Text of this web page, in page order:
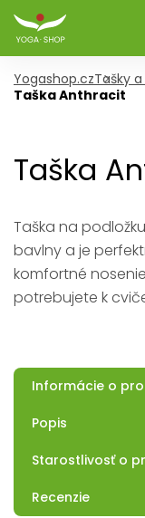
Yogashop.czTašky
Taška Anthracit
Taška
Taška na
bavlny a je
komfortné
potrebujete k
Informácie o
Popis
Starostlivosť o
Recenzie